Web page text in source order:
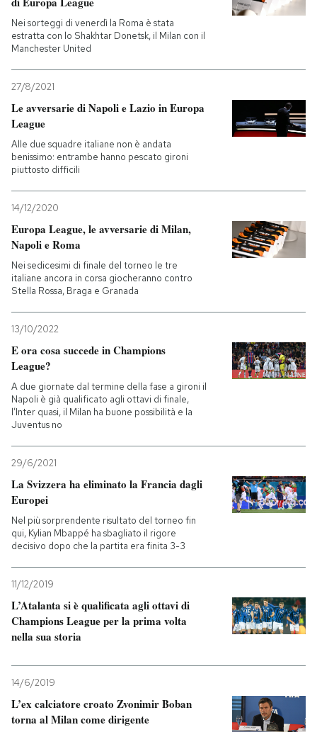
Nei sorteggi di venerdì la Roma è stata
estratta con lo Shakhtar Donetsk, il Milan con il
Manchester United
27/8/2021
Le avversarie di Napoli e Lazio in Europa
League
Alle due squadre italiane non è andata
benissimo: entrambe hanno pescato gironi
piuttosto difficili
14/12/2020
Europa League, le avversarie di Milan,
Napoli e Roma
Nei sedicesimi di finale del torneo le tre
italiane ancora in corsa giocheranno contro
Stella Rossa, Braga e Granada
13/10/2022
E ora cosa succede in Champions
League?
A due giornate dal termine della fase a gironi il
Napoli è già qualificato agli ottavi di finale,
l’Inter quasi, il Milan ha buone possibilità e la
Juventus no
29/6/2021
La Svizzera ha eliminato la Francia dagli
Europei
Nel più sorprendente risultato del torneo fin
qui, Kylian Mbappé ha sbagliato il rigore
decisivo dopo che la partita era finita 3-3
11/12/2019
L’Atalanta si è qualificata agli ottavi di
Champions League per la prima volta
nella sua storia
14/6/2019
L’ex calciatore croato Zvonimir Boban
torna al Milan come dirigente